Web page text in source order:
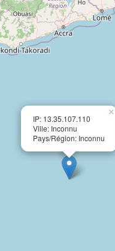
IP: 13.35.107.110
Ville: Inconnu
Pays/Région: Inconnu
×